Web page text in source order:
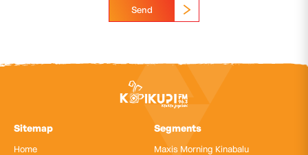
Send
Sitemap
Home
Segments
Maxis Morning Kinabalu